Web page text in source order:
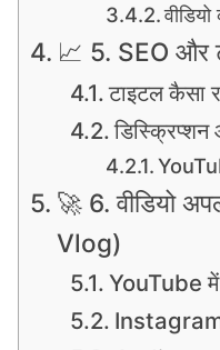
📈 5. SEO और
टाइटल कैसा
🚀 6. वीडियो
Vlog)
YouTube में